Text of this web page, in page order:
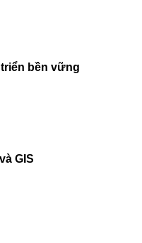
bền vững
GIS